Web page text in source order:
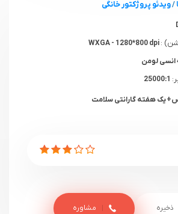
/ویدئو پروژکتور خانگی
:
ذخیره مشاوره